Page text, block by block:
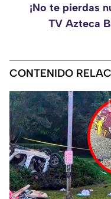
¡No te pierdas
TV Azteca
CONTENIDO